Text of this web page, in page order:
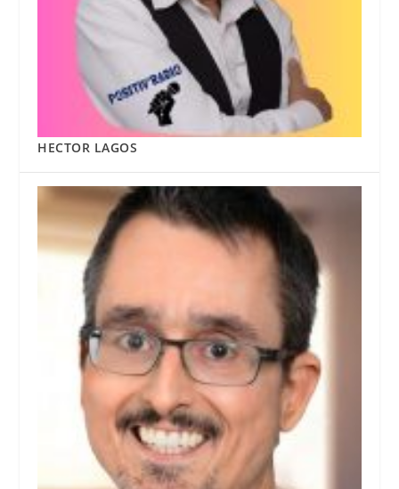
HECTOR LAGOS